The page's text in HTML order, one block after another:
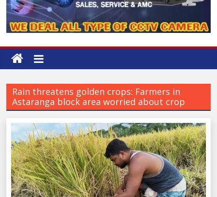
Rain threatens golden crops: Farmers in
Astaranga block area worried about crop